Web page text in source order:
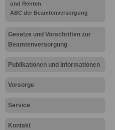
und Renten
ABC der Beamtenversorgung
Gesetze und Vorschriften zur
Beamtenversorgung
Publikationen und Informationen
Vorsorge
Service
Kontakt